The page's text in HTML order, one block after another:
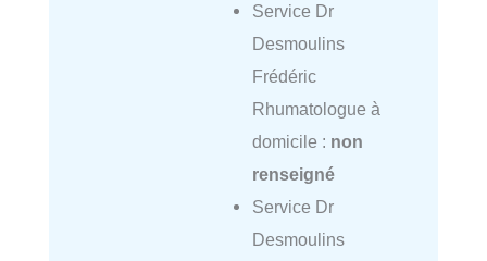
Service Dr
Desmoulins
Frédéric
Rhumatologue à
domicile : non
renseigné
Service Dr
Desmoulins